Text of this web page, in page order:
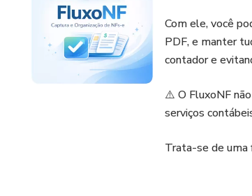
Com ele, você
PDF, e manter
contador e
⚠️ O FluxoNF
serviços
Trata-se de uma